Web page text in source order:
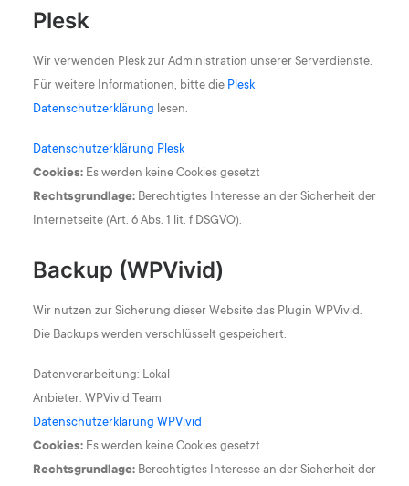
Plesk
Wir verwenden Plesk zur Administration unserer Serverdienste.
Für weitere Informationen, bitte die Plesk
Datenschutzerklärung lesen.
Datenschutzerklärung Plesk
Cookies: Es werden keine Cookies gesetzt
Rechtsgrundlage: Berechtigtes Interesse an der Sicherheit der
Internetseite (Art. 6 Abs. 1 lit. f DSGVO).
Backup (WPVivid)
Wir nutzen zur Sicherung dieser Website das Plugin WPVivid.
Die Backups werden verschlüsselt gespeichert.
Datenverarbeitung: Lokal
Anbieter: WPVivid Team
Datenschutzerklärung WPVivid
Cookies: Es werden keine Cookies gesetzt
Rechtsgrundlage: Berechtigtes Interesse an der Sicherheit der